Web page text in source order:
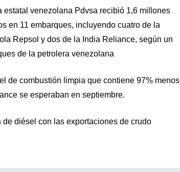
estatal venezolana Pdvsa recibió 1,6 millones
en 11 embarques, incluyendo cuatro de la
Repsol y dos de la India Reliance, según un
de la petrolera venezolana
de combustión limpia que contiene 97% menos
se esperaban en septiembre.
diésel con las exportaciones de crudo